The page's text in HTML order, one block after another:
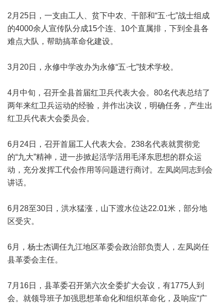
2月25日，一支由工人、贫下中农、干部和“五·七”战士组成
的4000余人宣传队分成15个连、10个直属排，下到全县各
难点大队，帮助搞革命化建设。
3月20日，永修中学改办为永修“五·七”技术学校。
4月中旬，召开全县首届红卫兵代表大会。80名代表总结了
两年来红卫兵运动的经验，并作出决议，明确任务，产生出
红卫兵代表大会委员会。
6月24日，召开首届工人代表大会。238名代表就贯彻党
的“九大”精神，进一步掀起活学活用毛泽东思想的群众运
动，充分发挥工代会作用等问题进行商讨。左凤岗同志到会
讲话。
6月28至30日，洪水猛涨，山下渡水位达22.01米，部分地
区受灾。
6月，杨士杰调任九江地区革委会政治部负责人，左凤岗任
县革委会主任。
7月16日，县革委召开第六次全委扩大会议，有1775人到
会。就领导班子加强思想革命化和组织革命化，及响应“广